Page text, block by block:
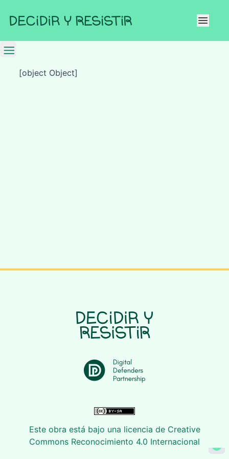
[object Object]
Este obra está bajo una licencia de Creative
Commons Reconocimiento 4.0 Internacional